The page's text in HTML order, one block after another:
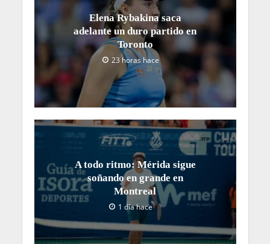
Elena Rybakina saca
adelante un duro partido en
Toronto
23 horas hace
A todo ritmo: Mérida sigue
soñando en grande en
Montreal
1 día hace